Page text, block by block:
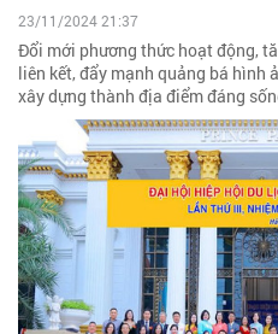
23/11/2024 21:37
Đổi mới phương thức hoạt động,
liên kết, đẩy mạnh quảng bá hình
xây dựng thành địa điểm đáng